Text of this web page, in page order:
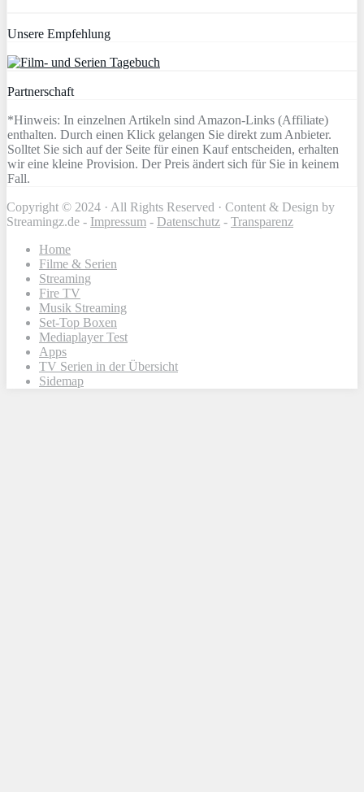
Unsere Empfehlung
Partnerschaft
*Hinweis: In einzelnen Artikeln sind Amazon-Links (Affiliate)
enthalten. Durch einen Klick gelangen Sie direkt zum Anbieter.
Solltet Sie sich auf der Seite für einen Kauf entscheiden, erhalten
wir eine kleine Provision. Der Preis ändert sich für Sie in keinem
Fall.
Copyright © 2024 · All Rights Reserved · Content & Design by
Streamingz.de - Impressum - Datenschutz - Transparenz
Home
Filme & Serien
Streaming
Fire TV
Musik Streaming
Set-Top Boxen
Mediaplayer Test
Apps
TV Serien in der Übersicht
Sidemap